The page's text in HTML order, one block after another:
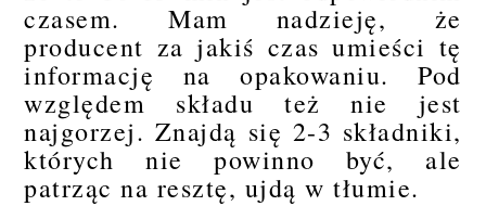
czasem. Mam nadzieję, że
producent za jakiś czas umieści tę
informację na opakowaniu. Pod
względem składu też nie jest
najgorzej. Znajdą się 2-3 składniki,
których nie powinno być, ale
patrząc na resztę, ujdą w tłumie.